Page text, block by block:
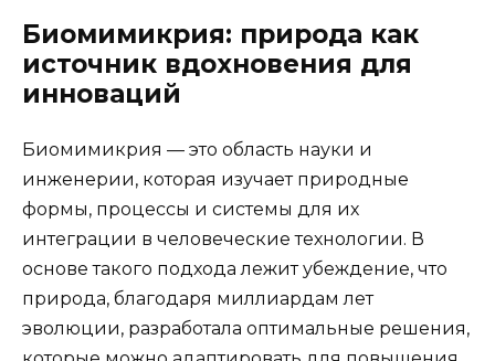
Биомимикрия: природа как
источник вдохновения для
инноваций
Биомимикрия — это область науки и
инженерии, которая изучает природные
формы, процессы и системы для их
интеграции в человеческие технологии. В
основе такого подхода лежит убеждение, что
природа, благодаря миллиардам лет
эволюции, разработала оптимальные решения,